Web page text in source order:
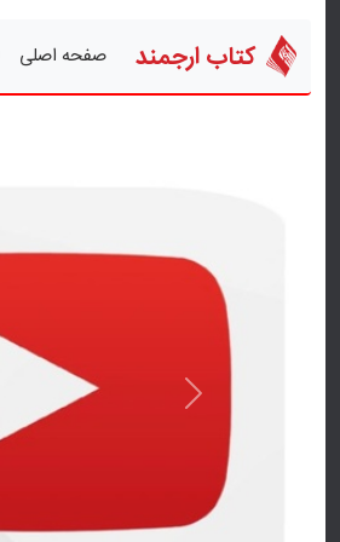
کتاب ارجمند صفحه اصلی
قبلی